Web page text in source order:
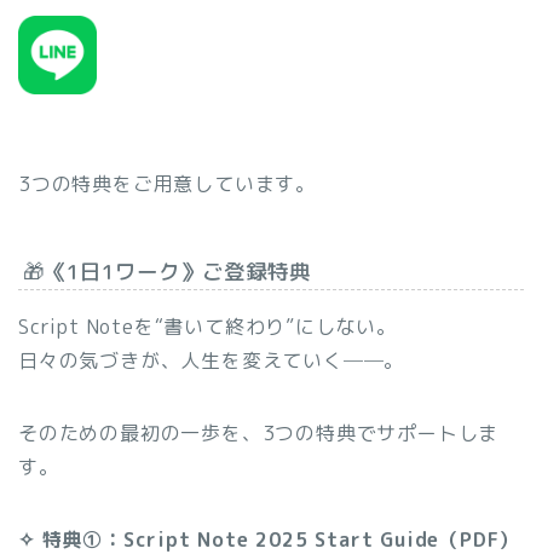
3つの特典をご用意しています。
🎁《1日1ワーク》ご登録特典
Script Noteを“書いて終わり”にしない。
日々の気づきが、人生を変えていく──。
そのための最初の一歩を、3つの特典でサポートしま
す。
✧ 特典①：Script Note 2025 Start Guide（PDF）